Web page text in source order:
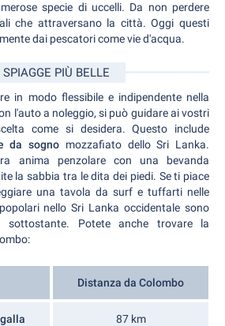
specie di uccelli. Da non perdere
che attraversano la città. Oggi questi
dai pescatori come vie d'acqua.
SPIAGGE PIÙ BELLE
in modo flessibile e indipendente nella
l'auto a noleggio, si può guidare ai vostri
come si desidera. Questo include
da sogno mozzafiato dello Sri Lanka.
anima penzolare con una bevanda
la sabbia tra le dita dei piedi. Se ti piace
una tavola da surf e tuffarti nelle
nello Sri Lanka occidentale sono
sottostante. Potete anche trovare la
Distanza da Colombo
87 km